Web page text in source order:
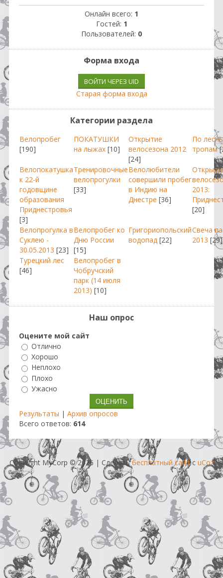
Онлайн всего: 1
Гостей: 1
Пользователей: 0
Форма входа
ВОЙТИ ЧЕРЕЗ UID
Старая форма входа
Категории раздела
Велопробег
[190]
ПОКАТУШКИ
на лыжах [10]
Открытие
велосезона 2012
[24]
По
тропам
Велопокатушка
к 22-й
годовщине
образования
Приднестровья
[3]
Тренировочные
велопрогулки
[33]
Велолюбители
совершили пробег
в Индию на
Днестре [36]
2013:
[20]
Велопрогулка в
Суклею -
30.05.2013 [23]
Велопробег ко
Дню России
[15]
Григориопольский
водопад [22]
Свеча
2013 [29]
Турецкий лес
[46]
Велопробег в
Чобручский
парк (14 июля
2013) [10]
Наш опрос
Оцените мой сайт
Отлично
Хорошо
Неплохо
Плохо
Ужасно
Результаты | Архив опросов
Всего ответов: 614
Copyright MyCorp © 2026 | Сделатьбесплатный сайтс uCoz